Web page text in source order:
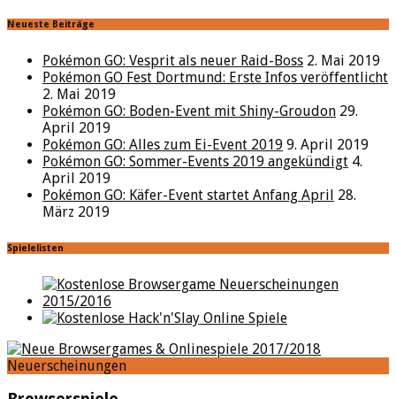
Neueste Beiträge
Pokémon GO: Vesprit als neuer Raid-Boss 2. Mai 2019
Pokémon GO Fest Dortmund: Erste Infos veröffentlicht
2. Mai 2019
Pokémon GO: Boden-Event mit Shiny-Groudon 29.
April 2019
Pokémon GO: Alles zum Ei-Event 2019 9. April 2019
Pokémon GO: Sommer-Events 2019 angekündigt 4.
April 2019
Pokémon GO: Käfer-Event startet Anfang April 28.
März 2019
Spielelisten
Neuerscheinungen